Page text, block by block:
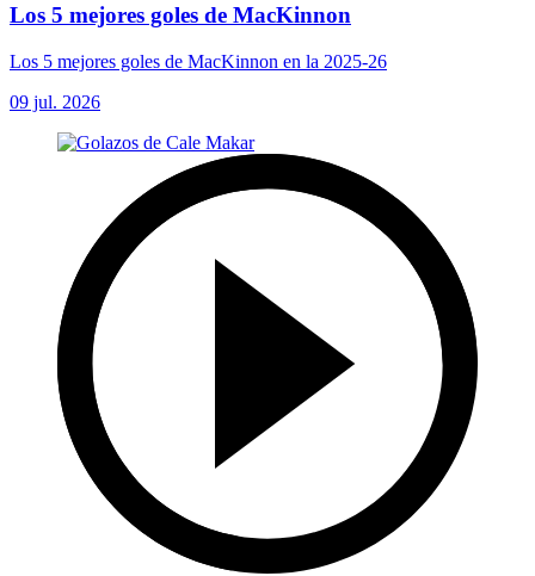
Los 5 mejores goles de MacKinnon
Los 5 mejores goles de MacKinnon en la 2025-26
09 jul. 2026